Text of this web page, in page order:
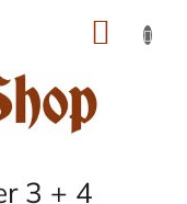
3 + 4